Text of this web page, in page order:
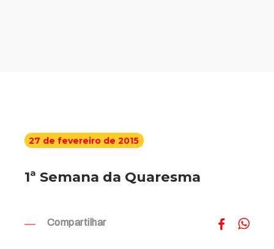
27 de fevereiro de 2015
1ª Semana da Quaresma
Compartilhar